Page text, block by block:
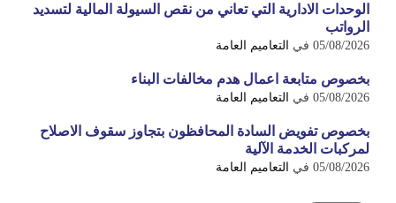
الوحدات الادارية التي تعاني من نقص السيولة المالية لتسديد
الرواتب
05/08/2026 في التعاميم العامة
بخصوص متابعة اعمال هدم مخالفات البناء
05/08/2026 في التعاميم العامة
بخصوص تفويض السادة المحافظون بتجاوز سقوف الاصلاح
لمركبات الخدمة الآلية
05/08/2026 في التعاميم العامة